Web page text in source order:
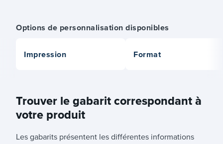
Options de personnalisation disponibles
Impression Format
Trouver le gabarit correspondant à
votre produit
Les gabarits présentent les différentes informations